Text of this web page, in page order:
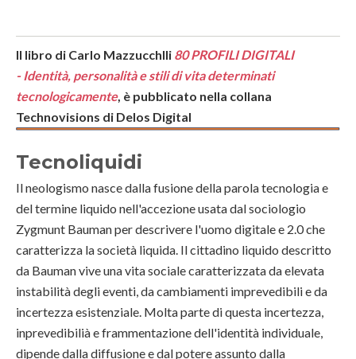
Il libro di Carlo Mazzucchlli 80 PROFILI DIGITALI
- Identità, personalità e stili di vita determinati
tecnologicamente, è pubblicato nella collana
Technovisions di Delos Digital
Tecnoliquidi
Il neologismo nasce dalla fusione della parola tecnologia e
del termine liquido nell'accezione usata dal sociologio
Zygmunt Bauman per descrivere l'uomo digitale e 2.0 che
caratterizza la società liquida. Il cittadino liquido descritto
da Bauman vive una vita sociale caratterizzata da elevata
instabilità degli eventi, da cambiamenti imprevedibili e da
incertezza esistenziale. Molta parte di questa incertezza,
inprevedibilià e frammentazione dell'identità individuale,
dipende dalla diffusione e dal potere assunto dalla